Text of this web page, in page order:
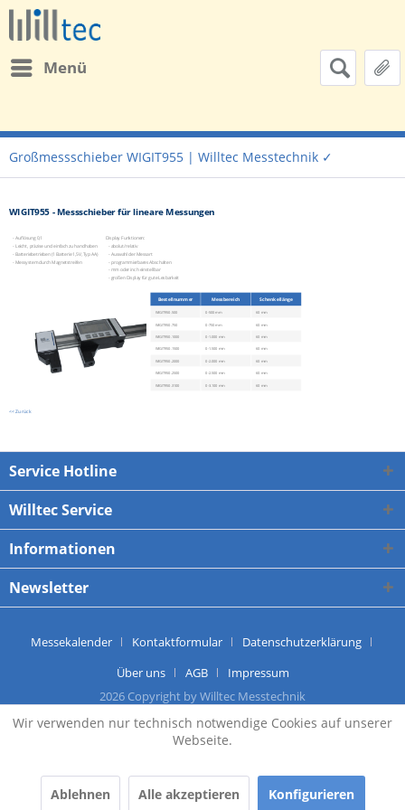
Menü
Großmessschieber WIGIT955 | Willtec Messtechnik ✓
WIGIT955 - Messschieber für lineare Messungen
- Auflösung 0,1
- Leicht, präzise und einfach zu handhaben
- Batteriebetrieben (1 Batterie 1,5V, Typ AA)
- Messystem durch Magnetstreifen
Display Funktionen:
- abolut/relativ
- Auswahl der Messart
- programmierbares Abschalten
- mm oder inch einstellbar
- großen Display für gute Lesbarkeit
Bestellnummer Messbereich Schenkellänge
WIGIT950.500 0-500 mm 60 mm
WIGIT950.750 0-750 mm 60 mm
WIGIT950.1000 0-1.000 mm 60 mm
WIGIT950.1500 0-1.500 mm 60 mm
WIGIT950.2000 0-2.000 mm 60 mm
WIGIT950.2500 0-2.500 mm 60 mm
WIGIT950.3100 0-3.100 mm 60 mm
<< Zurück
Service Hotline
Willtec Service
Informationen
Newsletter
Messekalender Kontaktformular
Datenschutzerklärung
Über uns
AGB
Impressum
2026 Copyright by Willtec Messtechnik
Wir verwenden nur technisch notwendige Cookies auf unserer
Webseite.
Ablehnen Alle akzeptieren Konfigurieren